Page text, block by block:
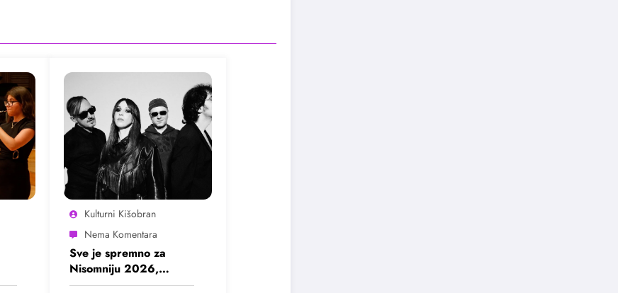
Kulturni Kišobran
Sve je spremno za
Nisomniju 2026,
pogledajte program